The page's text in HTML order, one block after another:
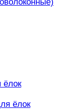
ёлок
ёлок